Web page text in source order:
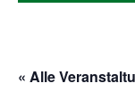
« Alle